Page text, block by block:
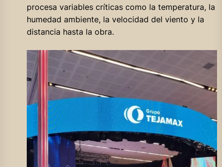
procesa variables críticas como la temperatura, la
humedad ambiente, la velocidad del viento y la
distancia hasta la obra.